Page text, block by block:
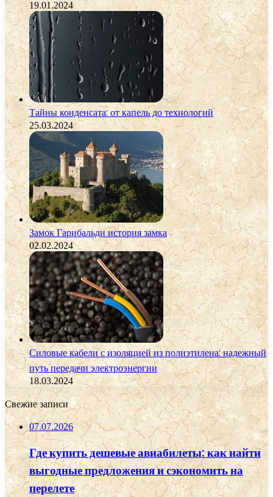
19.01.2024
Тайны конденсата: от капель до технологий
25.03.2024
Замок Гарибальди история замка
02.02.2024
Силовые кабели с изоляцией из полиэтилена: надежный
путь передачи электроэнергии
18.03.2024
Свежие записи
07.07.2026
Где купить дешевые авиабилеты: как найти
выгодные предложения и сэкономить на
перелете